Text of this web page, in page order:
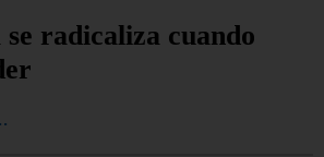
radicaliza cuando